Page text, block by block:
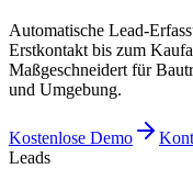
Automatische Lead-
Erstkontakt bis zum
Maßgeschneidert für
und Umgebung.
Kostenlose Demo
Leads